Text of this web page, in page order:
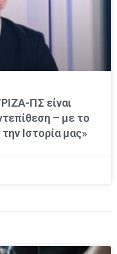
ΠΣ είναι
– με το
Ιστορία μας»